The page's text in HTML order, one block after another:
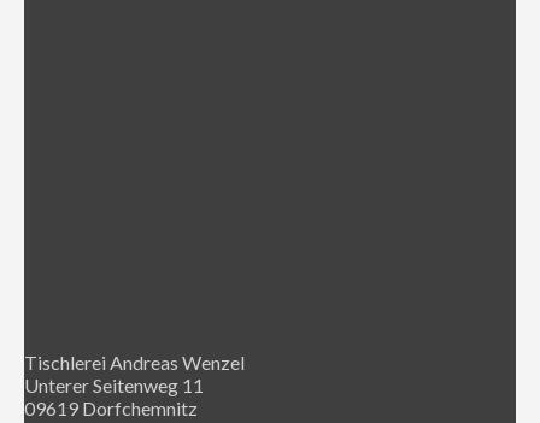
Tischlerei Andreas Wenzel
Unterer Seitenweg 11
09619 Dorfchemnitz